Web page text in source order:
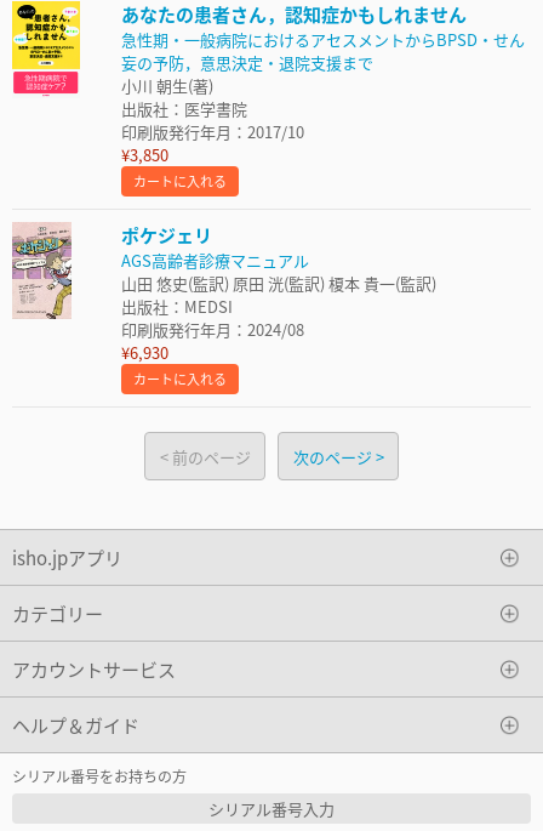
あなたの患者さん，認知症かもしれません
急性期・一般病院におけるアセスメントからBPSD・せん
妄の予防，意思決定・退院支援まで
小川 朝生(著)
出版社：医学書院
印刷版発行年月：2017/10
¥3,850
カートに入れる
ポケジェリ
AGS高齢者診療マニュアル
山田 悠史(監訳) 原田 洸(監訳) 榎本 貴一(監訳)
出版社：MEDSI
印刷版発行年月：2024/08
¥6,930
カートに入れる
前のページ 次のページ
isho.jpアプリ
カテゴリー
アカウントサービス
ヘルプ＆ガイド
シリアル番号をお持ちの方
シリアル番号入力